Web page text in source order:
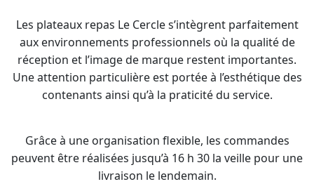
Les plateaux repas Le Cercle s’intègrent parfaitement
aux environnements professionnels où la qualité de
réception et l’image de marque restent importantes.
Une attention particulière est portée à l’esthétique des
contenants ainsi qu’à la praticité du service.
Grâce à une organisation flexible, les commandes
peuvent être réalisées jusqu’à 16 h 30 la veille pour une
livraison le lendemain.